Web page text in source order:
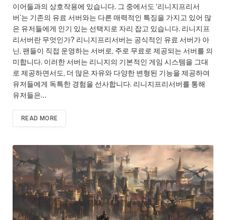
이어들과의 상호작용에 있습니다. 그 중에서도 ‘리니지프리서
버’는 기존의 유료 서버와는 다른 매력적인 특징을 가지고 있어 많
은 유저들에게 인기 있는 선택지로 자리 잡고 있습니다. 리니지프
리서버란 무엇인가? 리니지프리서버는 공식적인 유료 서버가 아
닌, 팬들이 직접 운영하는 서버로, 주로 무료로 제공되는 서버를 의
미합니다. 이러한 서버는 리니지의 기본적인 게임 시스템을 그대
로 제공하면서도, 더 많은 자유와 다양한 변형된 기능을 제공하여
유저들에게 독특한 경험을 선사합니다. 리니지프리서버를 통해
유저들은…
READ MORE